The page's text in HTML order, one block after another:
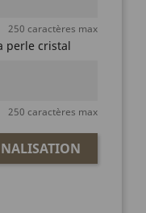
250 caractères max
perle cristal
250 caractères max